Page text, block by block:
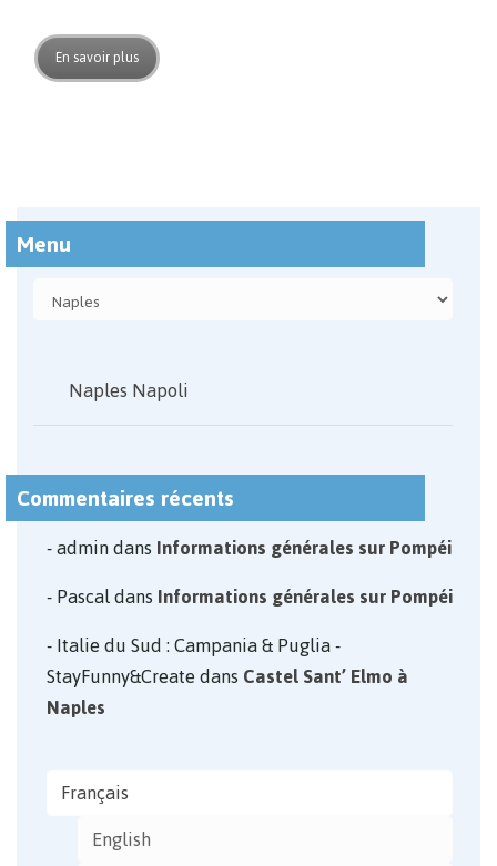
En savoir plus
Menu
Naples Napoli
Commentaires récents
admindansInformations générales sur Pompéi
PascaldansInformations générales sur Pompéi
Italie du Sud : Campania & Puglia -
StayFunny&CreatedansCastel Sant’ Elmo à
Naples
Français
English